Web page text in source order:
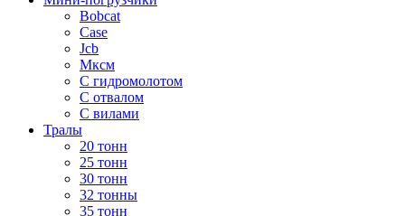
Bobcat
Case
Jcb
Мксм
С гидромолотом
С отвалом
С вилами
Тралы
20 тонн
25 тонн
30 тонн
32 тонны
35 тонн